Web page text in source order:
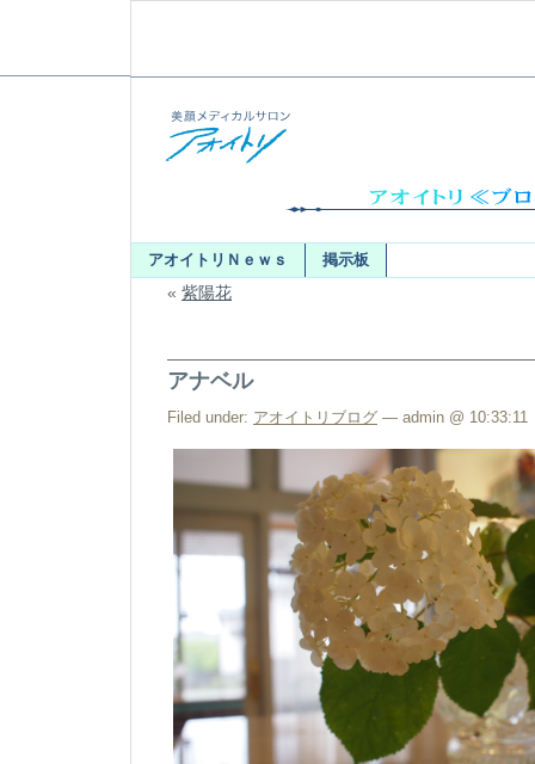
アオイトリＮｅｗｓ 掲示板
« 紫陽花
アナベル
Filed under: アオイトリブログ — admin @ 10:33:11